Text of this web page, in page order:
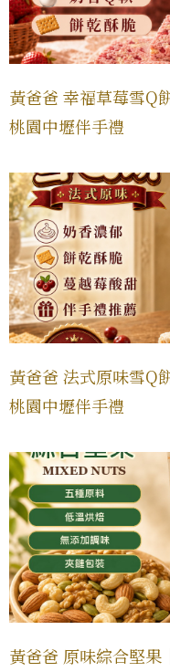
黃爸爸 幸福草莓雪Q
桃園中壢伴手禮
黃爸爸 法式原味雪Q
桃園中壢伴手禮
黃爸爸 原味綜合堅果